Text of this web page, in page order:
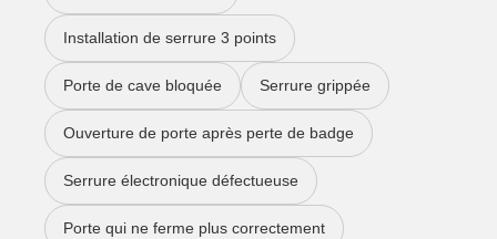
Installation de serrure 3 points
Porte de cave bloquée Serrure grippée
Ouverture de porte après perte de badge
Serrure électronique défectueuse
Porte qui ne ferme plus correctement